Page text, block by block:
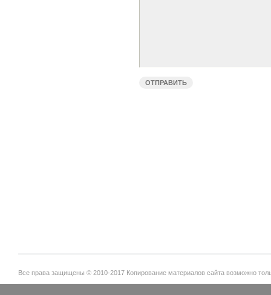
Все права защищены © 2010-2017 Копирование материалов сайта возможно